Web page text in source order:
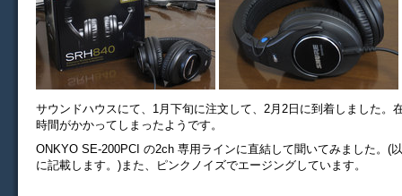
サウンドハウスにて、1月下旬に注文して、2月2日に到着しました。
時間がかかってしまったようです。
ONKYO SE-200PCI の2ch 専用ラインに直結して聞いてみました。(
に記載します。)また、ピンクノイズでエージングしています。